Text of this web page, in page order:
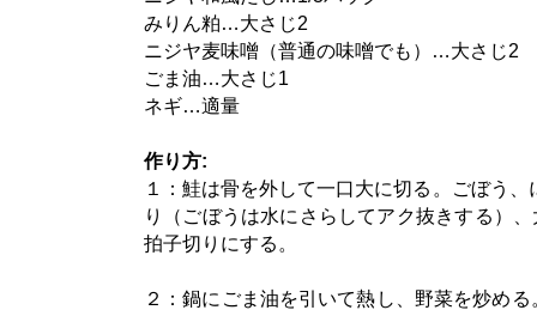
みりん粕…大さじ2
ニジヤ麦味噌（普通の味噌でも）…大さじ2
ごま油…大さじ1
ネギ…適量
作り方:
１：鮭は骨を外して一口大に切る。ごぼう
り（ごぼうは水にさらしてアク抜きする）
拍子切りにする。
２：鍋にごま油を引いて熱し、野菜を炒め